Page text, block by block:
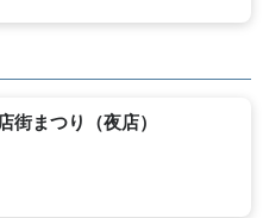
街まつり（夜店）